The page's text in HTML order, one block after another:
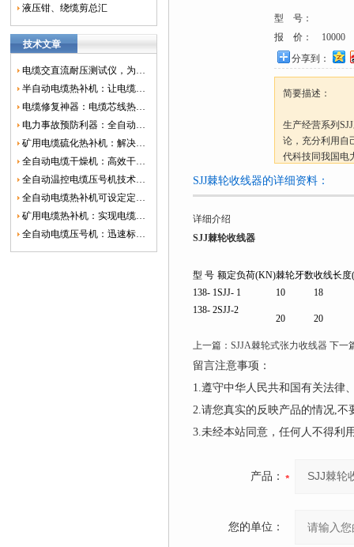
液压钳、绕缆剪总汇
技术文章
电缆交直流耐压测试仪，为电网安全保驾护航
半自动电缆热补机：让电缆修复更简单、更高效！
电缆修复神器：电缆芯线热补机如何保障电网安全？
电力事故预防利器：全自动控温电缆热补机
矿用电缆硫化热补机：解决矿山电缆故障的新选择
全自动电缆干燥机：高效干燥，电缆质量
全自动温控电缆压号机技术革新：数字化标识的新趋势
全自动电缆热补机可设定定时功能，实现自动化热补
矿用电缆热补机：实现电缆故障修复的高效装置
全自动电缆压号机：迅速标识电缆的利器
型 号：
报 价：
10000
分享到：
简要描述：
生产经营系列
论，充分利用自
代科技同我国电
SJJ棘轮收线器的详细资料：
详细介绍
SJJ棘轮收线器
型 号 额定负荷(KN)棘轮牙数收线长度
138- 1SJJ- 1 10
18
138- 2SJJ-2
20 20
上一篇： SJJA棘轮式张力收线器 下一
留言注意事项：
1.遵守中华人民共和国有关法律
2.请您真实的反映产品的情况,
3.未经本站同意，任何人不得利
产品：
您的单位：